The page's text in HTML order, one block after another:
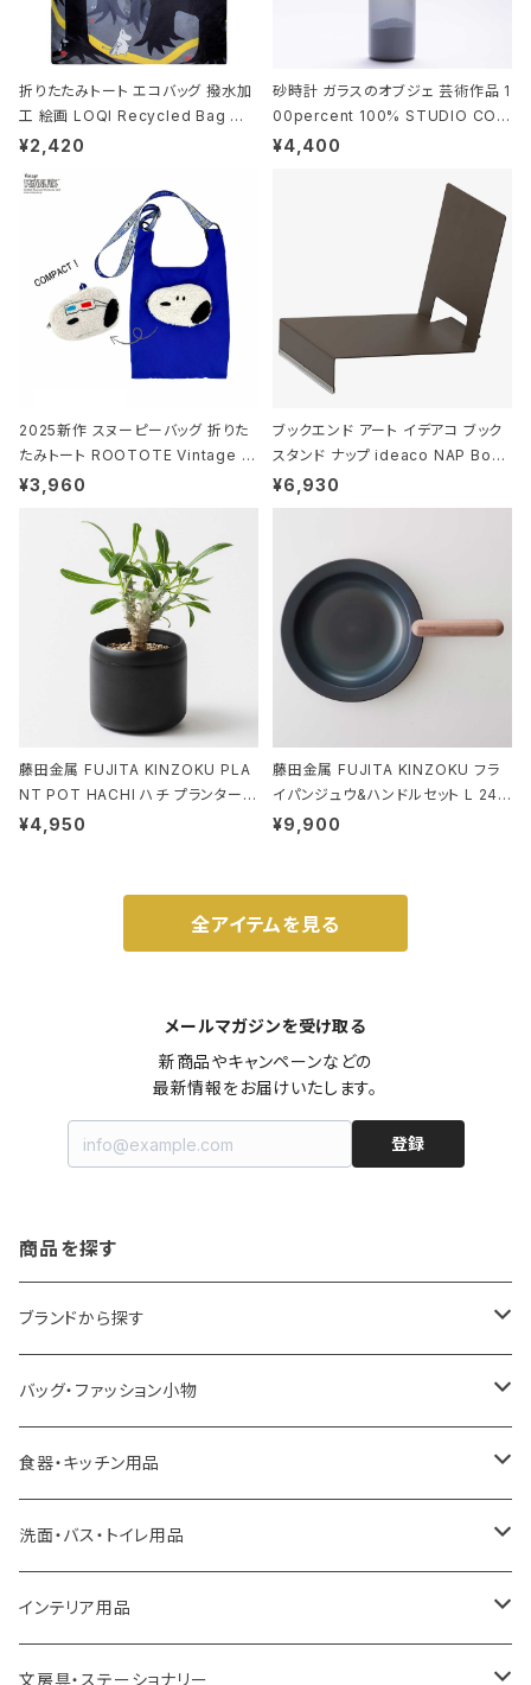
折りたたみトート エコバッグ 撥水加
工 絵画 LOQI Recycled Bag ロ
ーキー 大きめ トートバッグ MOOMI
¥2,420
砂時計 ガラスのオブジェ 芸術作品 1
00percent 100% STUDIO COH
AKU Timeless 100パーセント ス
¥4,400
2025新作 スヌーピーバッグ 折りた
たみトート ROOTOTE Vintage P
EANUTS ROO-shopper mid 84
ド.ピーナッツ-0P 3Dグラス
¥3,960
ブックエンド アート イデアコ ブック
スタンド ナップ ideaco NAP Book
stand ブラウン
¥6,930
藤田金属 FUJITA KINZOKU PLA
NT POT HACHI ハチ プランターポ
ット 3号 ブラック
¥4,950
藤田金属 FUJITA KINZOKU フラ
イパンジュウ&ハンドルセット L 24c
m ガス火・IH対応 鉄フライパン ウォ
¥9,900
全アイテムを見る
メールマガジンを受け取る
新商品やキャンペーンなどの
最新情報をお届けいたします。
登録
商品を探す
ブランドから探す
LOQI
ideaco
a.depeche
ROOTOTE
100percent
バッグ・ファッション小物
エコバッグ
アクセサリー
トートバッグ
保冷バッグ
食器・キッチン用品
キッチンラック
キッチンペーパーホルダー
食器・テーブルウェア
洗面・バス・トイレ用品
洗面用品
掃除・洗濯用品
インテリア用品
アイロン台
文房具・ステーショナリー